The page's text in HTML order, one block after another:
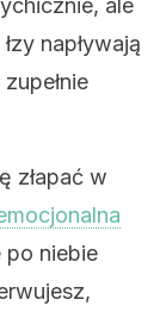
ale
napływają
złapać w
po niebie